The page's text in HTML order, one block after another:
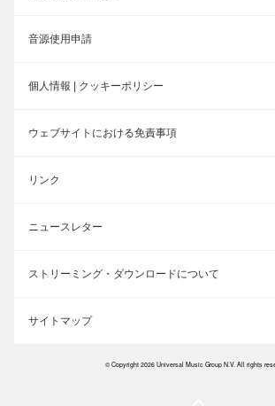
音源使用申請
個人情報 | クッキーポリシー
ウェブサイトにおける免責事項
リンク
ニュースレター
ストリーミング・ダウンロードについて
サイトマップ
© Copyright 2026 Universal Music Group N.V. All rights